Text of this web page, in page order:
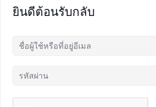
ยินดีต้อนรับกลับ